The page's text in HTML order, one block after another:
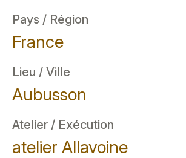
Pays / Région
France
Lieu / Ville
Aubusson
Atelier / Exécution
atelier Allavoine